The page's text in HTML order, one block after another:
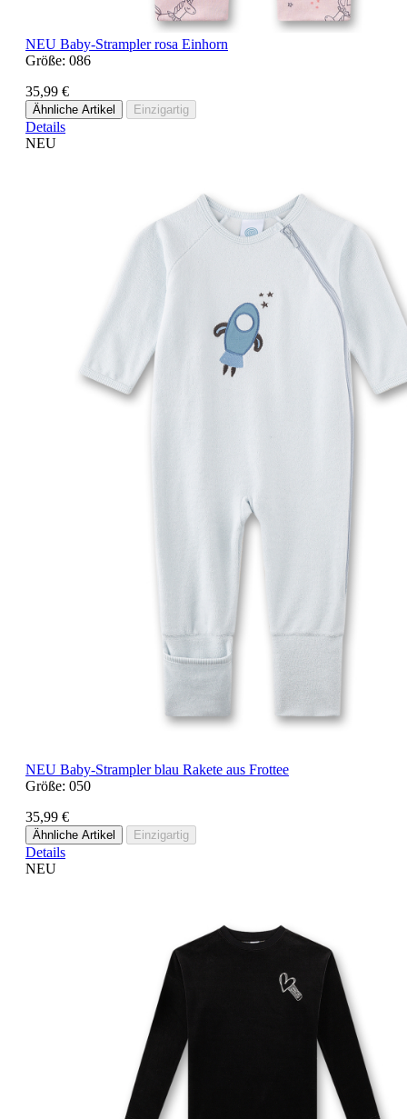
NEU Baby-Strampler rosa Einhorn
Größe: 086
35,99 €
Ähnliche Artikel Einzigartig
Details
NEU
NEU Baby-Strampler blau Rakete aus Frottee
Größe: 050
35,99 €
Ähnliche Artikel Einzigartig
Details
NEU